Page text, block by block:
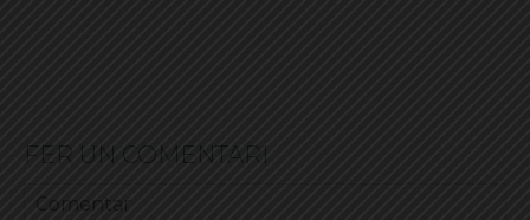
FER UN COMENTARI